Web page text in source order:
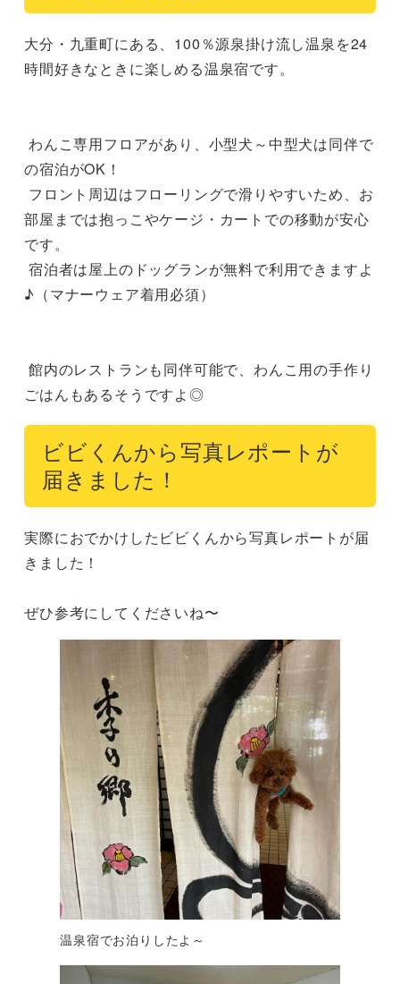
大分・九重町にある、100％源泉掛け流し温泉を24
時間好きなときに楽しめる温泉宿です。
の宿泊がOK！
部屋までは抱っこやケージ・カートでの移動が安心
です。
♪（マナーウェア着用必須）
ごはんもあるそうですよ◎
ビビくんから写真レポートが
届きました！
実際におでかけしたビビくんから写真レポートが届
きました！
ぜひ参考にしてくださいね〜
温泉宿でお泊りしたよ～